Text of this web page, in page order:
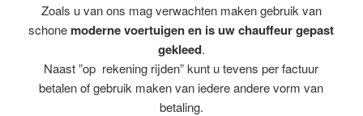
Zoals u van ons mag verwachten maken gebruik van
schone moderne voertuigen en is uw chauffeur gepast
gekleed.
Naast ”op rekening rijden” kunt u tevens per factuur
betalen of gebruik maken van iedere andere vorm van
betaling.